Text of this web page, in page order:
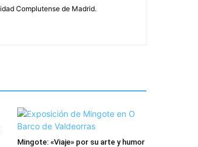
Complutense de Madrid.
Mingote: «Viaje» por su arte y humor